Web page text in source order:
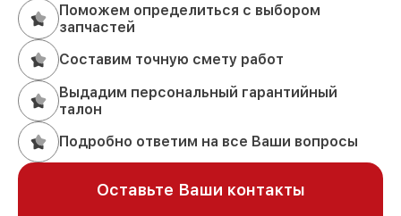
Поможем определиться с выбором
запчастей
Составим точную смету работ
Выдадим персональный гарантийный
талон
Подробно ответим на все Ваши вопросы
Оставьте Ваши контакты